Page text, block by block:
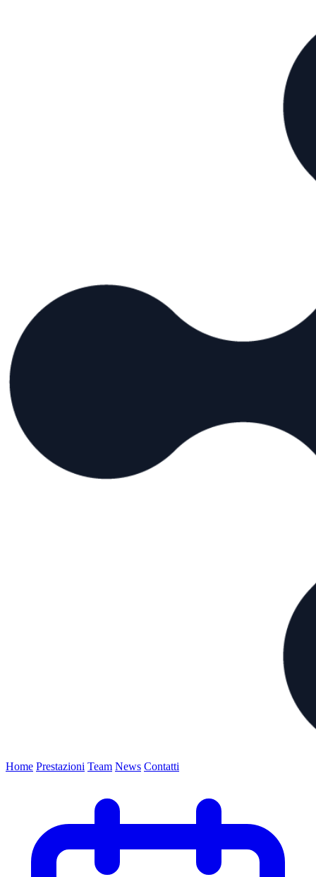
Home Prestazioni Team News Contatti